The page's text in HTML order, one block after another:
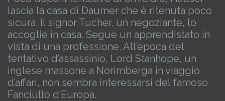
lascia la casa di Daumer che è ritenuta poco
sicura. Il signor Tucher, un negoziante, lo
accoglie in casa. Segue un apprendistato in
vista di una professione. All’epoca del
tentativo d’assassinio, Lord Stanhope, un
inglese massone a Norimberga in viaggio
d’affari, non sembra interessarsi del famoso
Fanciullo d’Europa.